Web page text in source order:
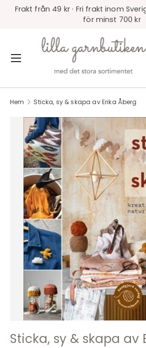
Frakt från 49 kr · Fri frakt inom
för minst 700 kr
Sök
Produkttyp
Meny
Hem Sticka, sy & skapa av Erika Åberg
Sticka, sy & skapa av